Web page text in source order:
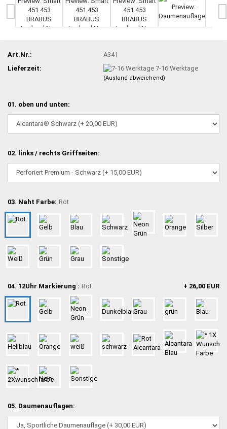
Art.Nr.:
A341
Lieferzeit:
7-16 Werktage
(Ausland abweichend)
01. oben und unten:
02. links / rechts Griffseiten:
03. Naht Farbe: Rot
04. 12Uhr Markierung : Rot + 26,00 EUR
05. Daumenauflagen: